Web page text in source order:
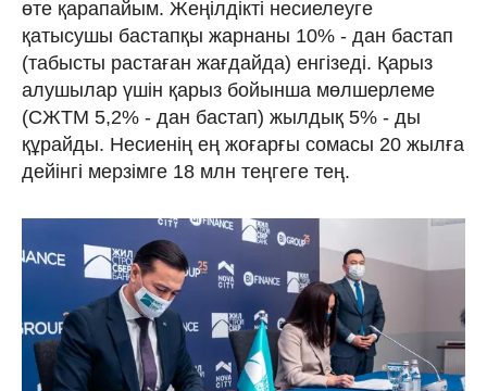
өте қарапайым. Жеңілдікті несиелеуге
қатысушы бастапқы жарнаны 10% - дан бастап
(табысты растаған жағдайда) енгізеді. Қарыз
алушылар үшін қарыз бойынша мөлшерлеме
(СЖТМ 5,2% - дан бастап) жылдық 5% - ды
құрайды. Несиенің ең жоғарғы сомасы 20 жылға
дейінгі мерзімге 18 млн теңгеге тең.